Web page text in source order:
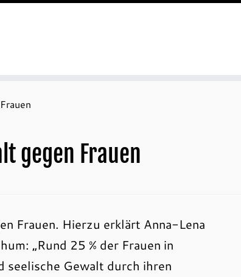
gegen Frauen
Frauen. Hierzu erklärt Anna-Lena
„Rund 25 % der Frauen in
seelische Gewalt durch ihren